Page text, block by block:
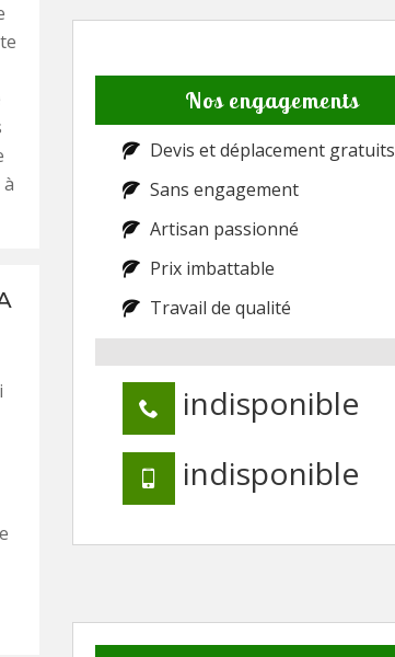
Nos engagements
Devis et déplacement gratuits
Sans engagement
Artisan passionné
Prix imbattable
Travail de qualité
indisponible
indisponible